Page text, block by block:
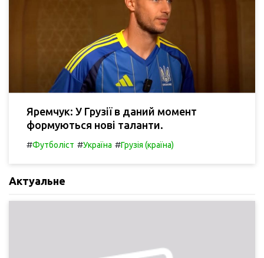
Яремчук: У Грузії в даний момент
формуються нові таланти.
#Футболіст #Україна #Грузія (країна)
Актуальне